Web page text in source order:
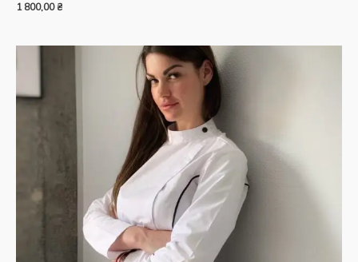
1 800,00₴